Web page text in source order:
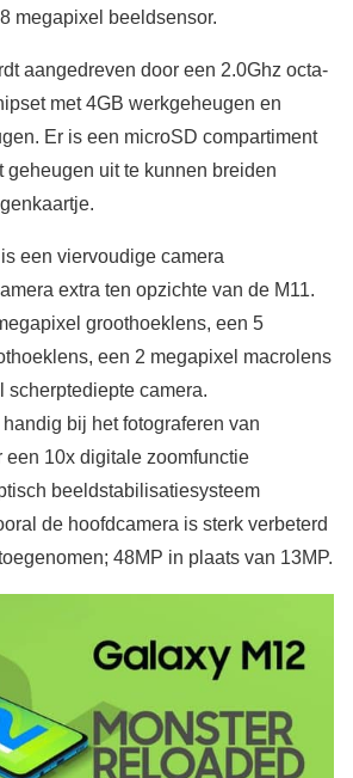
megapixel beeldsensor.
aangedreven door een 2.0Ghz octa-
met 4GB werkgeheugen en
Er is een microSD compartiment
geheugen uit te kunnen breiden
een viervoudige camera
extra ten opzichte van de M11.
groothoeklens, een 5
een 2 megapixel macrolens
scherptediepte camera.
bij het fotograferen van
een 10x digitale zoomfunctie
beeldstabilisatiesysteem
de hoofdcamera is sterk verbeterd
48MP in plaats van 13MP.